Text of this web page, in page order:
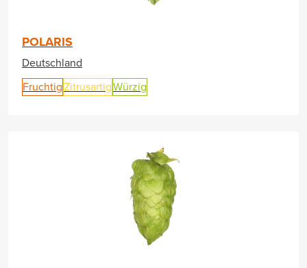
POLARIS
Deutschland
FruchtigZitrusartigWürzig